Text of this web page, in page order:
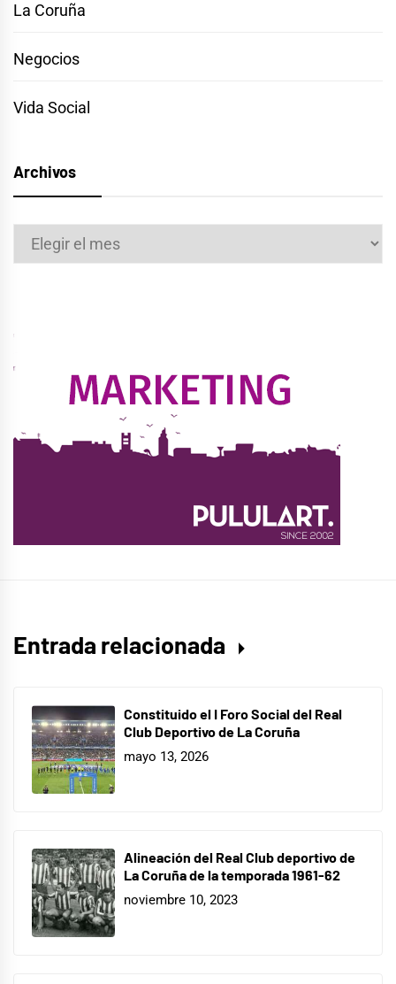
La Coruña
Negocios
Vida Social
Archivos
Archivos
Entrada relacionada
Constituido el I Foro Social del Real
Club Deportivo de La Coruña
mayo 13, 2026
Alineación del Real Club deportivo de
La Coruña de la temporada 1961-62
noviembre 10, 2023